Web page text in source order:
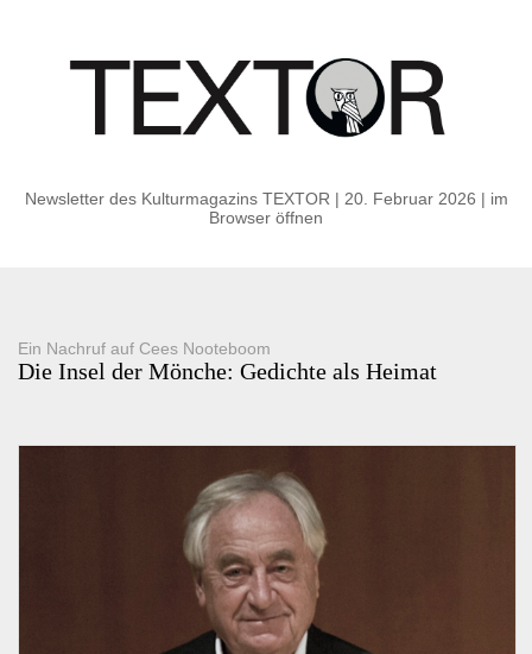
Newsletter des Kulturmagazins TEXTOR | 20. Februar 2026 | im
Browser öffnen
Ein Nachruf auf Cees Nooteboom
Die Insel der Mönche: Gedichte als Heimat